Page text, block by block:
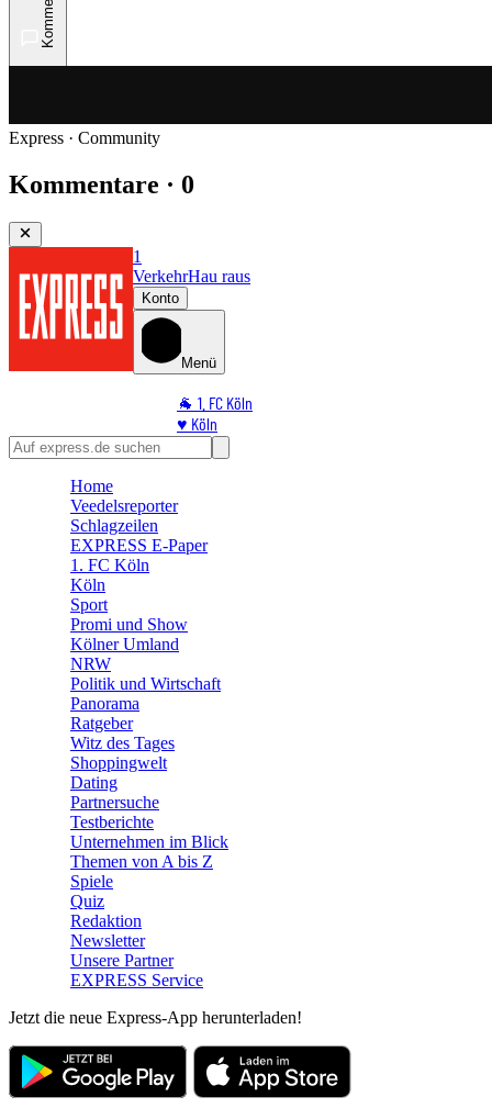
Express · Community
Kommentare · 0
1
VerkehrHau raus
Konto
Menü
🐐 1. FC Köln
♥️ Köln
⭐ Promi
🛒 Shoppingwelt
Home
Veedelsreporter
Schlagzeilen
EXPRESS E-Paper
1. FC Köln
Köln
Sport
Promi und Show
Kölner Umland
NRW
Politik und Wirtschaft
Panorama
Ratgeber
Witz des Tages
Shoppingwelt
Dating
Partnersuche
Testberichte
Unternehmen im Blick
Themen von A bis Z
Spiele
Quiz
Redaktion
Newsletter
Unsere Partner
EXPRESS Service
Jetzt die neue Express-App herunterladen!